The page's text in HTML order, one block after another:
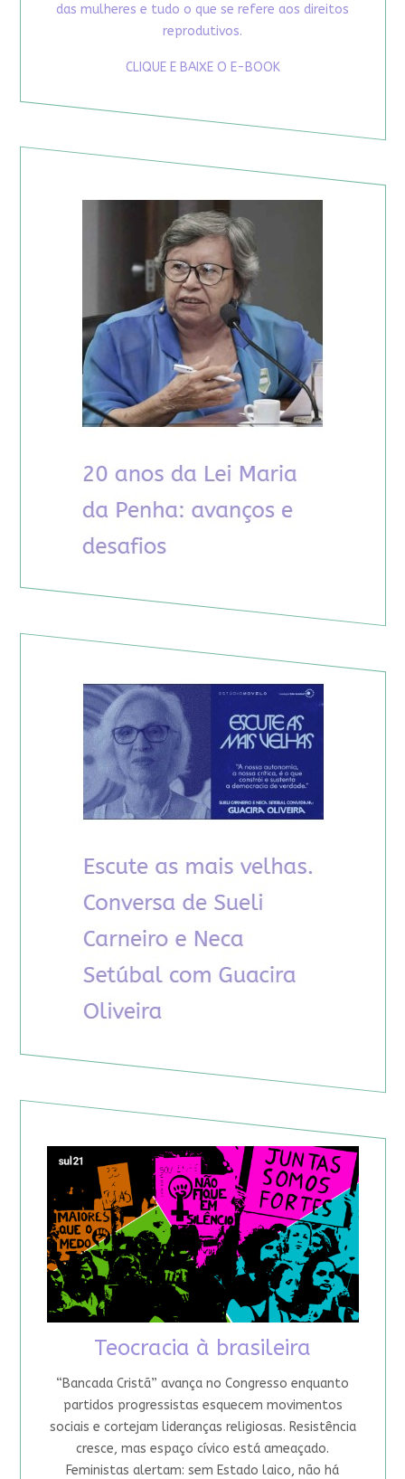
das mulheres e tudo o que se refere aos direitos
reprodutivos.
CLIQUE E BAIXE O E-BOOK
Teocracia à brasileira
“Bancada Cristã” avança no Congresso enquanto
partidos progressistas esquecem movimentos
sociais e cortejam lideranças religiosas. Resistência
cresce, mas espaço cívico está ameaçado.
Feministas alertam: sem Estado laico, não há